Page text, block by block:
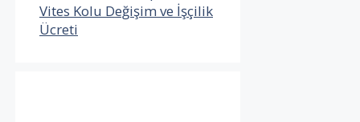
Vites Kolu Değişim ve İşçilik
Ücreti